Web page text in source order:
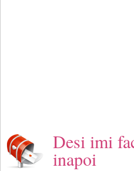
Desi imi
inapoi